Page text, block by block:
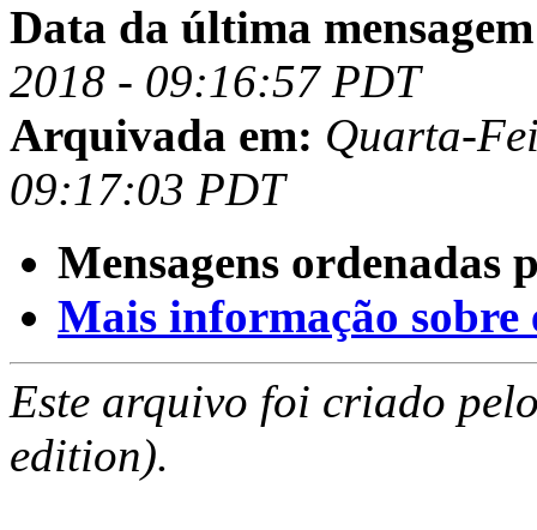
Data da última
2018 - 09:16:57 PDT
Arquivada em: Quarta-
09:17:03 PDT
Mensagens ordenadas
Mais informação sobre
Este arquivo foi criado
edition).